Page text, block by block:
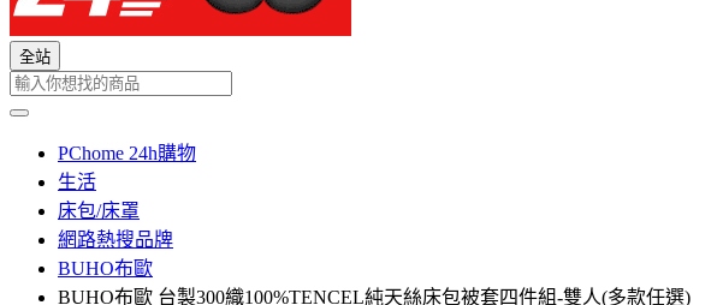
全站
PChome 24h購物
生活
床包/床罩
網路熱搜品牌
BUHO布歐
BUHO布歐 台製300織100%TENCEL純天絲床包被套四件組-雙人(多款任選)